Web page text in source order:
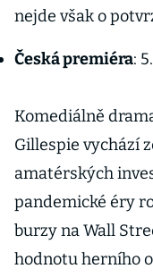
nejde však o
Česká premiéra:
Komediálně
Gillespie vychází
amatérských
pandemické éry
burzy na Wall
hodnotu herního